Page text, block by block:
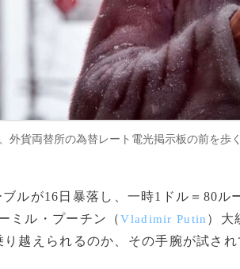
外貨両替所の為替レート電光掲示板の前を歩
ルが16日暴落し、一時1ドル＝80ル
ミル・プーチン（Vladimir Putin ）大
越えられるのか、その手腕が試され